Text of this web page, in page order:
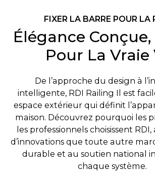
FIXER LA BARRE POUR LA
Élégance
Pour La Vraie
De l’approche du design à
intelligente, RDI Railing Il est
espace extérieur qui définit
maison. Découvrez pourquoi les
les professionnels choisissent
d’innovations que toute autre
durable et au soutien national
chaque système.